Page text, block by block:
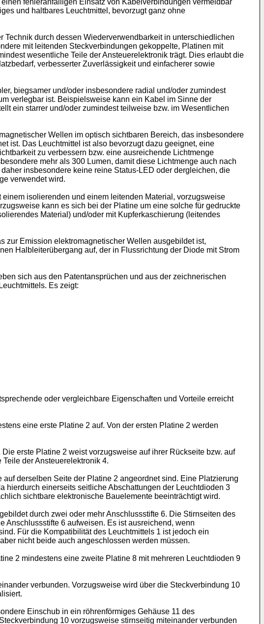
fehleranfälligen Einsatz von Kabelverbindungen vermeidbar
und haltbares Leuchtmittel, bevorzugt ganz ohne
durch dessen Wiederverwendbarkeit in unterschiedlichen
mit leitenden Steckverbindungen gekoppelte, Platinen mit
wesentliche Teile der Ansteuerelektronik trägt. Dies erlaubt die
verbesserter Zuverlässigkeit und einfacherer sowie
biegsamer und/oder insbesondere radial und/oder zumindest
verlegbar ist. Beispielsweise kann ein Kabel im Sinne der
ein starrer und/oder zumindest teilweise bzw. im Wesentlichen
Wellen im optisch sichtbaren Bereich, das insbesondere
ist. Das Leuchtmittel ist also bevorzugt dazu geeignet, eine
zu verbessern bzw. eine ausreichende Lichtmenge
mehr als 300 Lumen, damit diese Lichtmenge auch nach
insbesondere keine reine Status-LED oder dergleichen, die
verwendet wird.
isolierenden und einem leitenden Material, vorzugsweise
kann es sich bei der Platine um eine solche für gedruckte
Material) und/oder mit Kupferkaschierung (leitendes
zur Emission elektromagnetischer Wellen ausgebildet ist,
Halbleiterübergang auf, der in Flussrichtung der Diode mit Strom
sich aus den Patentansprüchen und aus der zeichnerischen
Es zeigt:
oder vergleichbare Eigenschaften und Vorteile erreicht
eine erste Platine 2 auf. Von der ersten Platine 2 werden
erste Platine 2 weist vorzugsweise auf ihrer Rückseite bzw. auf
der Ansteuerelektronik 4.
derselben Seite der Platine 2 angeordnet sind. Eine Platzierung
hierdurch einerseits seitliche Abschattungen der Leuchtdioden 3
sichtbare elektronische Bauelemente beeinträchtigt wird.
durch zwei oder mehr Anschlussstifte 6. Die Stirnseiten des
Anschlussstifte 6 aufweisen. Es ist ausreichend, wenn
Für die Kompatibilität des Leuchtmittels 1 ist jedoch ein
nicht beide auch angeschlossen werden müssen.
2 mindestens eine zweite Platine 8 mit mehreren Leuchtdioden 9
verbunden. Vorzugsweise wird über die Steckverbindung 10
Einschub in ein röhrenförmiges Gehäuse 11 des
10 vorzugsweise stirnseitig miteinander verbunden